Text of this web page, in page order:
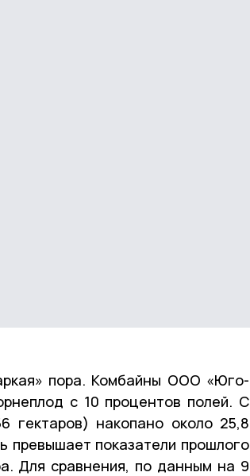
пора. Комбайны ООО «Юго-
с 10 процентов полей. С
гектаров) накопано около 25,8
превышает показатели прошлого
Для сравнения, по данным на 9